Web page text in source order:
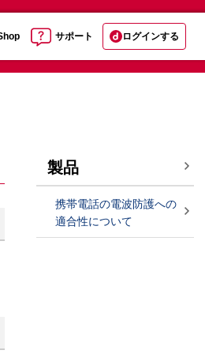
サポート ログインする
製品
携帯電話の電波防護への
適合性について